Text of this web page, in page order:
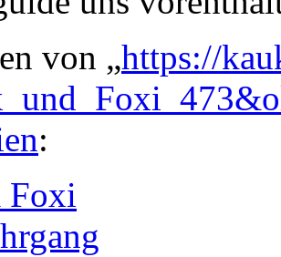
von „https://
: